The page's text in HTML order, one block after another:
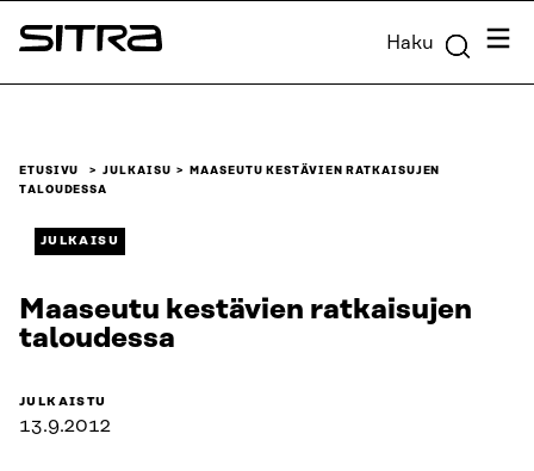
Siirry
suoraan
Sitra Haku
ETUSIVU JULKAISU
MAASEUTU KESTÄVIEN RATKAISUJEN
TALOUDESSA
JULKAISU
Maaseutu kestävien ratkaisujen
taloudessa
JULKAISTU
13.9.2012